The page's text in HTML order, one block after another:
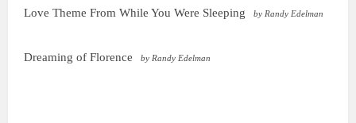
Love Theme From While You Were Sleeping by Randy Edelman
Dreaming of Florence by Randy Edelman